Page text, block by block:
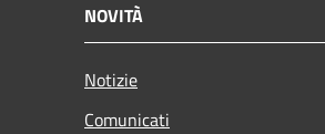
NOVITÀ
Notizie
Comunicati